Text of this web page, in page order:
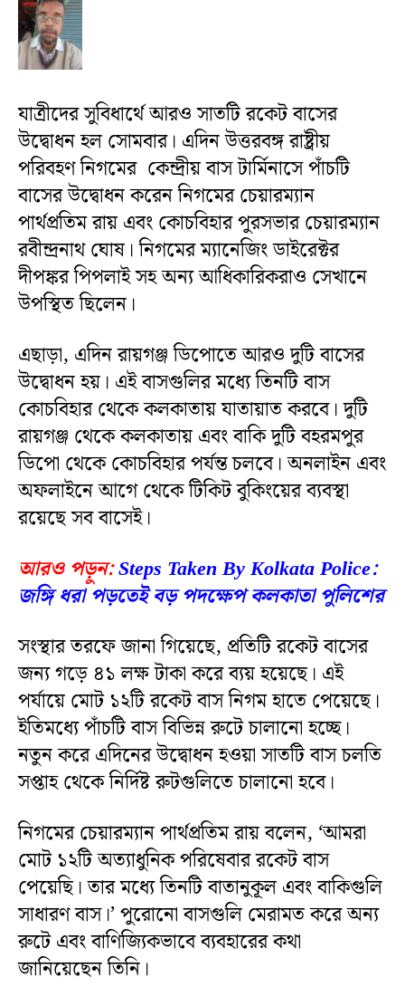
যাত্রীদের সুবিধার্থে আরও সাতটি রকেট বাসের
উদ্বোধন হল সোমবার। এদিন উত্তরবঙ্গ রাষ্ট্রীয়
পরিবহণ নিগমের কেন্দ্রীয় বাস টার্মিনাসে পাঁচটি
বাসের উদ্বোধন করেন নিগমের চেয়ারম্যান
পার্থপ্রতিম রায় এবং কোচবিহার পুরসভার চেয়ারম্যান
রবীন্দ্রনাথ ঘোষ। নিগমের ম্যানেজিং ডাইরেক্টর
দীপঙ্কর পিপলাই সহ অন্য আধিকারিকরাও সেখানে
উপস্থিত ছিলেন।
এছাড়া, এদিন রায়গঞ্জ ডিপোতে আরও দুটি বাসের
উদ্বোধন হয়। এই বাসগুলির মধ্যে তিনটি বাস
কোচবিহার থেকে কলকাতায় যাতায়াত করবে। দুটি
রায়গঞ্জ থেকে কলকাতায় এবং বাকি দুটি বহরমপুর
ডিপো থেকে কোচবিহার পর্যন্ত চলবে। অনলাইন এবং
অফলাইনে আগে থেকে টিকিট বুকিংয়ের ব্যবস্থা
রয়েছে সব বাসেই।
আরও পড়ুন:Steps Taken By Kolkata Police:
জঙ্গি ধরা পড়তেই বড় পদক্ষেপ কলকাতা পুলিশের
সংস্থার তরফে জানা গিয়েছে, প্রতিটি রকেট বাসের
জন্য গড়ে ৪১ লক্ষ টাকা করে ব্যয় হয়েছে। এই
পর্যায়ে মোট ১২টি রকেট বাস নিগম হাতে পেয়েছে।
ইতিমধ্যে পাঁচটি বাস বিভিন্ন রুটে চালানো হচ্ছে।
নতুন করে এদিনের উদ্বোধন হওয়া সাতটি বাস চলতি
সপ্তাহ থেকে নির্দিষ্ট রুটগুলিতে চালানো হবে।
নিগমের চেয়ারম্যান পার্থপ্রতিম রায় বলেন, ‘আমরা
মোট ১২টি অত্যাধুনিক পরিষেবার রকেট বাস
পেয়েছি। তার মধ্যে তিনটি বাতানুকূল এবং বাকিগুলি
সাধারণ বাস।’ পুরোনো বাসগুলি মেরামত করে অন্য
রুটে এবং বাণিজ্যিকভাবে ব্যবহারের কথা
জানিয়েছেন তিনি।